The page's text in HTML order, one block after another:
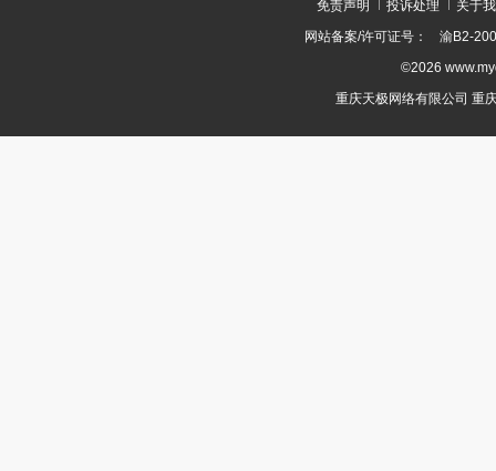
免责声明 投诉处理
关于
网站备案/许可证号：
渝B2-
©2026
重庆天极网络有限公司 重